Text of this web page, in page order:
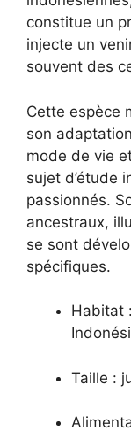
constitue un
injecte un
souvent des
Cette espèce
son
mode de vie
sujet d’étude
passionnés.
ancestraux,
se sont
spécifiques.
Habitat
Taille :